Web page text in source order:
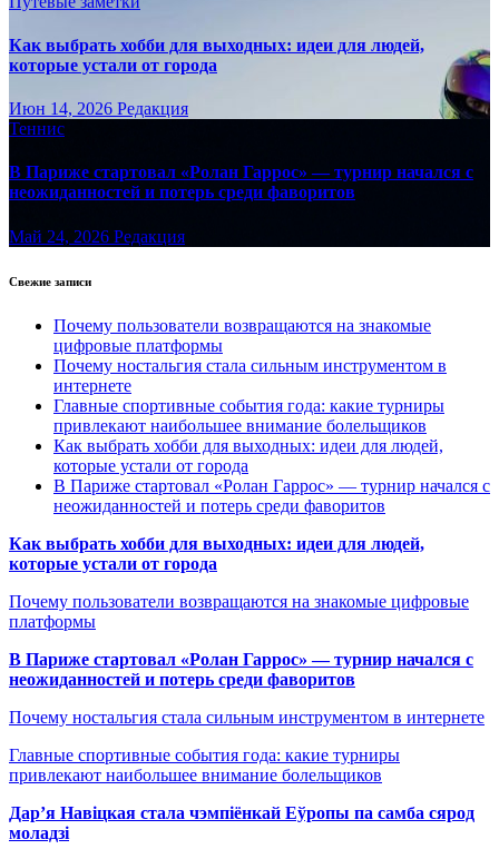
Как выбрать хобби для выходных: идеи для людей,
которые устали от города
Июн 14, 2026 Редакция
Теннис
В Париже стартовал «Ролан Гаррос» — турнир начался с
неожиданностей и потерь среди фаворитов
Май 24, 2026 Редакция
Свежие записи
Почему пользователи возвращаются на знакомые
цифровые платформы
Почему ностальгия стала сильным инструментом в
интернете
Главные спортивные события года: какие турниры
привлекают наибольшее внимание болельщиков
Как выбрать хобби для выходных: идеи для людей,
которые устали от города
В Париже стартовал «Ролан Гаррос» — турнир начался с
неожиданностей и потерь среди фаворитов
Как выбрать хобби для выходных: идеи для людей,
которые устали от города
Почему пользователи возвращаются на знакомые цифровые
платформы
В Париже стартовал «Ролан Гаррос» — турнир начался с
неожиданностей и потерь среди фаворитов
Почему ностальгия стала сильным инструментом в интернете
Главные спортивные события года: какие турниры
привлекают наибольшее внимание болельщиков
Дар’я Навіцкая стала чэмпіёнкай Еўропы па самба сярод
моладзі